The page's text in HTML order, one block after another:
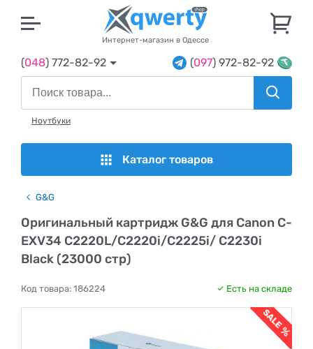
Интернет-магазин в Одессе
(048) 772-82-92 (097) 972-82-92
Ноутбуки
Каталог товаров
G&G
Оригинальный картридж G&G для Canon C-
EXV34 C2220L/C2220i/C2225i/ C2230i
Black (23000 стр)
Код товара: 186224 Есть на складе